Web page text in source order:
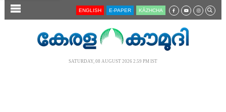
SECTIONS ENGLISH E-PAPER KĀZHCHA
SATURDAY, 08 AUGUST 2026 2.59 PM IST